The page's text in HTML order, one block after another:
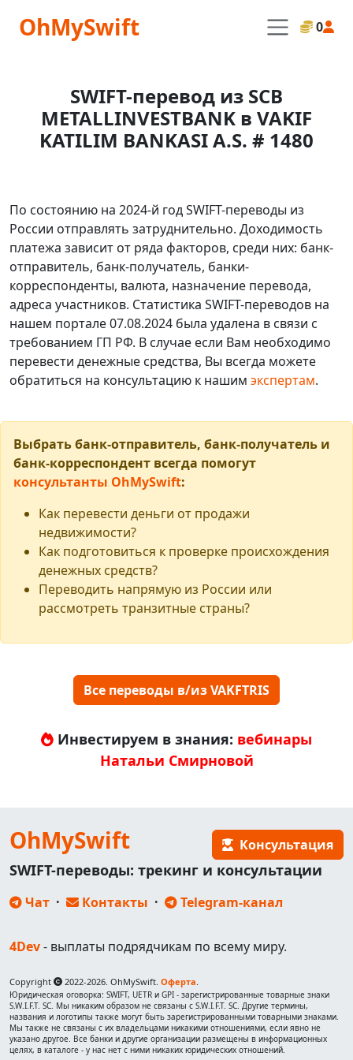
OhMySwift 0
SWIFT-перевод из SCB
METALLINVESTBANK в VAKIF
KATILIM BANKASI A.S. # 1480
По состоянию на 2024-й год SWIFT-переводы из
России отправлять затруднительно. Доходимость
платежа зависит от ряда факторов, среди них: банк-
отправитель, банк-получатель, банки-
корреспонденты, валюта, назначение перевода,
адреса участников. Статистика SWIFT-переводов на
нашем портале 07.08.2024 была удалена в связи с
требованием ГП РФ. В случае если Вам необходимо
перевести денежные средства, Вы всегда можете
обратиться на консультацию к нашим экспертам.
Выбрать банк-отправитель, банк-получатель и
банк-корреспондент всегда помогут
консультанты OhMySwift:
Как перевести деньги от продажи
недвижимости?
Как подготовиться к проверке происхождения
денежных средств?
Переводить напрямую из России или
рассмотреть транзитные страны?
Все переводы в/из VAKFTRIS
Инвестируем в знания: вебинары
Натальи Смирновой
OhMySwift Консультация
SWIFT-переводы: трекинг и консультации
Чат · Контакты · Telegram-канал
4Dev- выплаты подрядчикам по всему миру.
Copyright 2022-2026. OhMySwift. Оферта.
Юридическая оговорка: SWIFT, UETR и GPI - зарегистрированные товарные знаки
S.W.I.F.T. SC. Мы никаким образом не связаны с S.W.I.F.T. SC. Другие термины,
названия и логотипы также могут быть зарегистрированными товарными знаками.
Мы также не связаны с их владельцами никакими отношениями, если явно не
указано другое. Все банки и другие организации размещены в информационных
целях, в каталоге - у нас нет с ними никаких юридических отношений.